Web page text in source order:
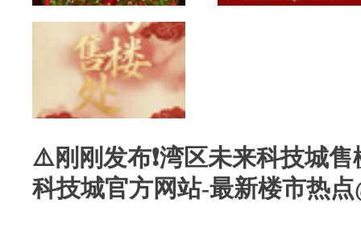
⚠️刚刚发布❗湾区未来科技城
科技城官方网站-最新楼市热